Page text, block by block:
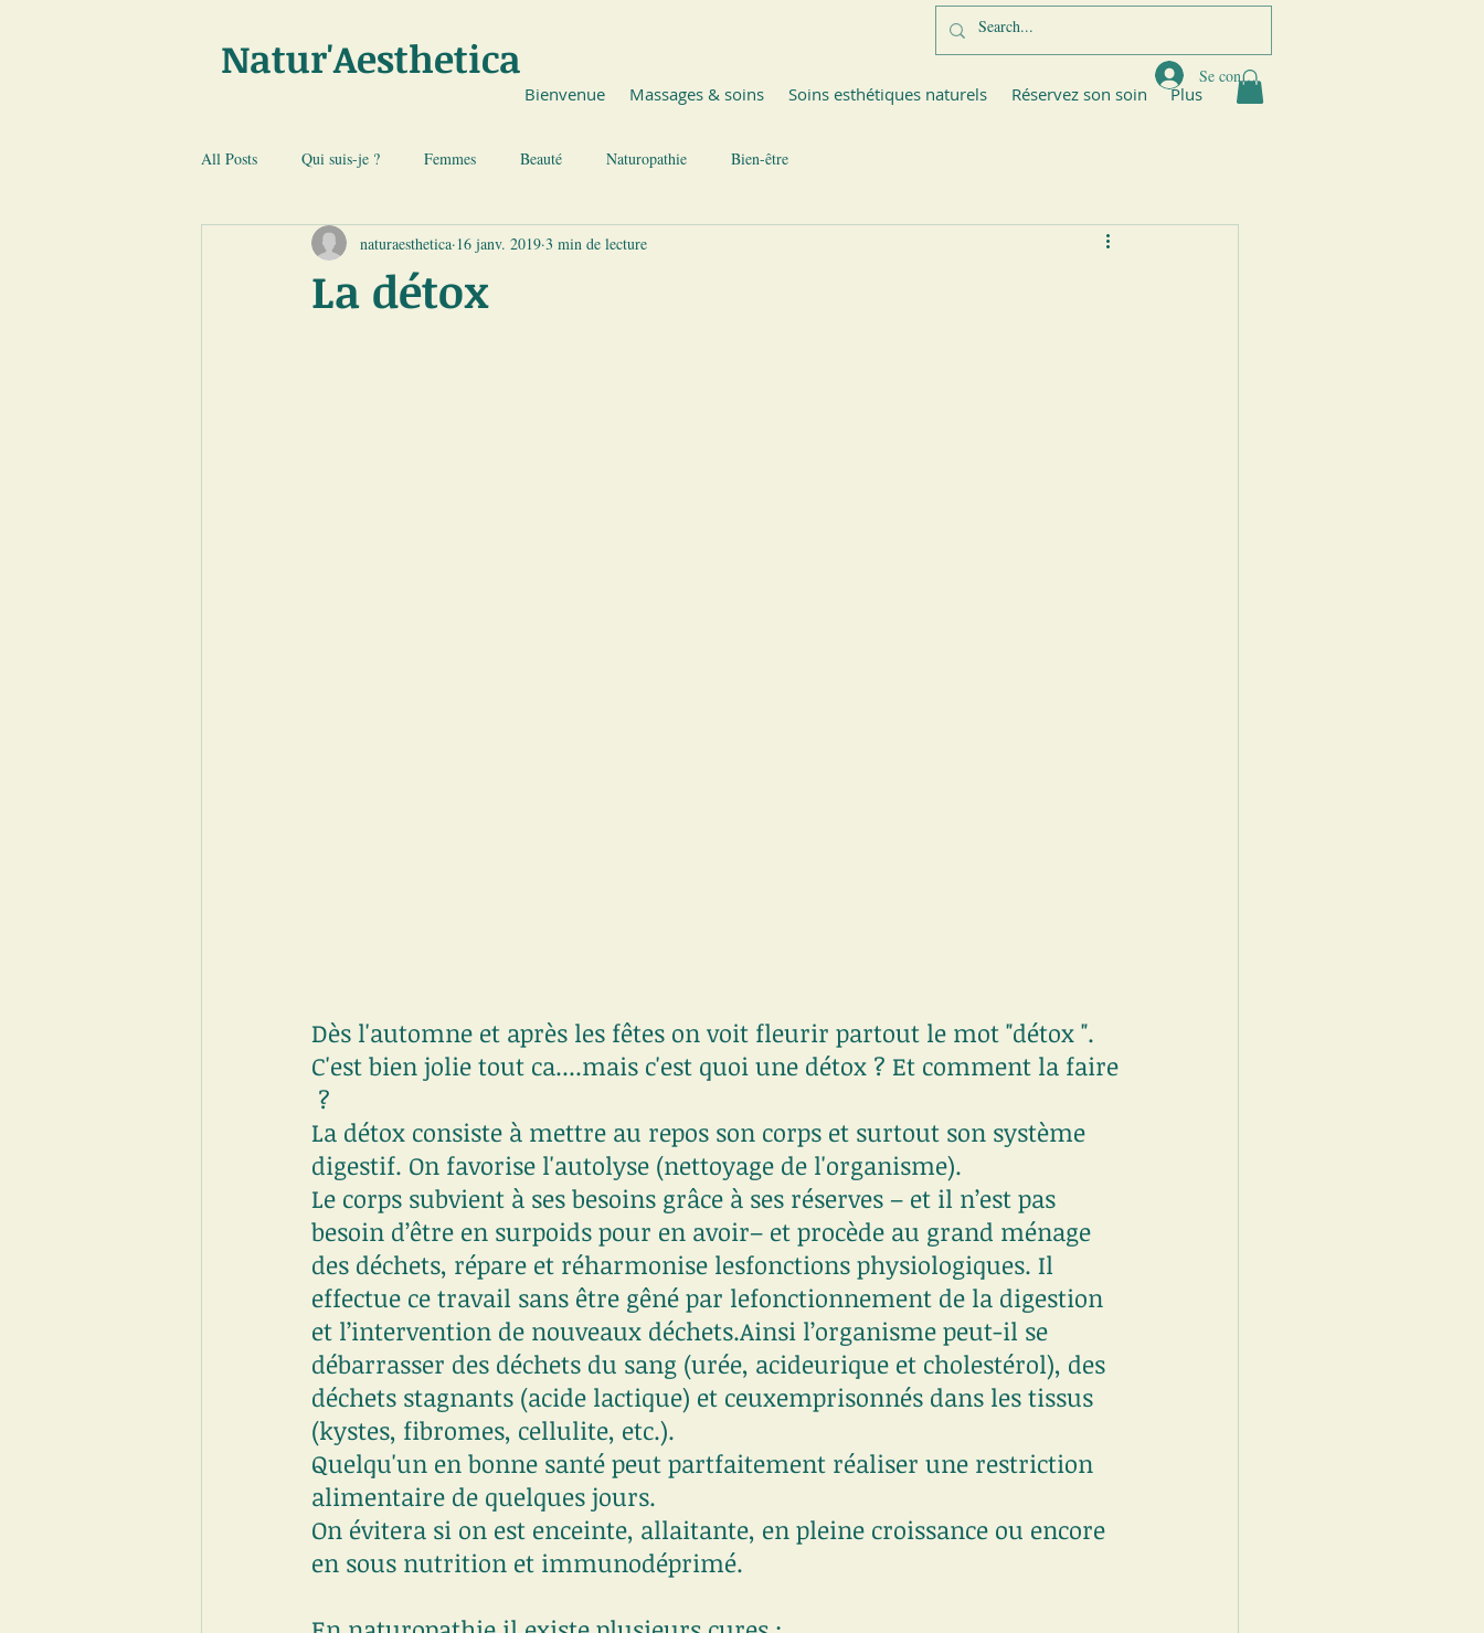
Natur'Aesthetica
Bienvenue Massages & soins Soins esthétiques naturels Réservez son soin Plus
Se connecter
All Posts Qui suis-je ? Femmes Beauté Naturopathie Bien-être
La détox
naturaesthetica 16 janv. 2019 3 min de lecture
Dès l'automne et après les fêtes on voit fleurir partout le mot "détox ".
C'est bien jolie tout ca....mais c'est quoi une détox ? Et comment la faire
?
La détox consiste à mettre au repos son corps et surtout son système
digestif. On favorise l'autolyse (nettoyage de l'organisme).
Le corps subvient à ses besoins grâce à ses réserves – et il n’est pas
besoin d’être en surpoids pour en avoir– et procède au grand ménage
des déchets, répare et réharmonise lesfonctions physiologiques. Il
effectue ce travail sans être gêné par lefonctionnement de la digestion
et l’intervention de nouveaux déchets.Ainsi l’organisme peut-il se
débarrasser des déchets du sang (urée, acideurique et cholestérol), des
déchets stagnants (acide lactique) et ceuxemprisonnés dans les tissus
(kystes, fibromes, cellulite, etc.).
Quelqu'un en bonne santé peut partfaitement réaliser une restriction
alimentaire de quelques jours.
On évitera si on est enceinte, allaitante, en pleine croissance ou encore
en sous nutrition et immunodéprimé.